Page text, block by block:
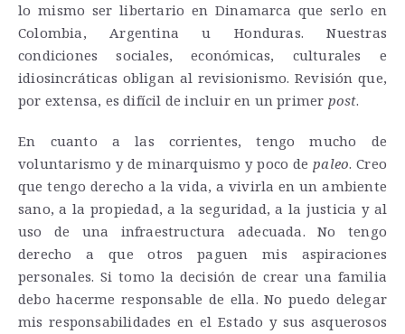
lo mismo ser libertario en Dinamarca que serlo en
Colombia, Argentina u Honduras. Nuestras
condiciones sociales, económicas, culturales e
idiosincráticas obligan al revisionismo. Revisión que,
por extensa, es difícil de incluir en un primer post.
En cuanto a las corrientes, tengo mucho de
voluntarismo y de minarquismo y poco depaleo. Creo
que tengo derecho a la vida, a vivirla en un ambiente
sano, a la propiedad, a la seguridad, a la justicia y al
uso de una infraestructura adecuada. No tengo
derecho a que otros paguen mis aspiraciones
personales. Si tomo la decisión de crear una familia
debo hacerme responsable de ella. No puedo delegar
mis responsabilidades en el Estado y sus asquerosos